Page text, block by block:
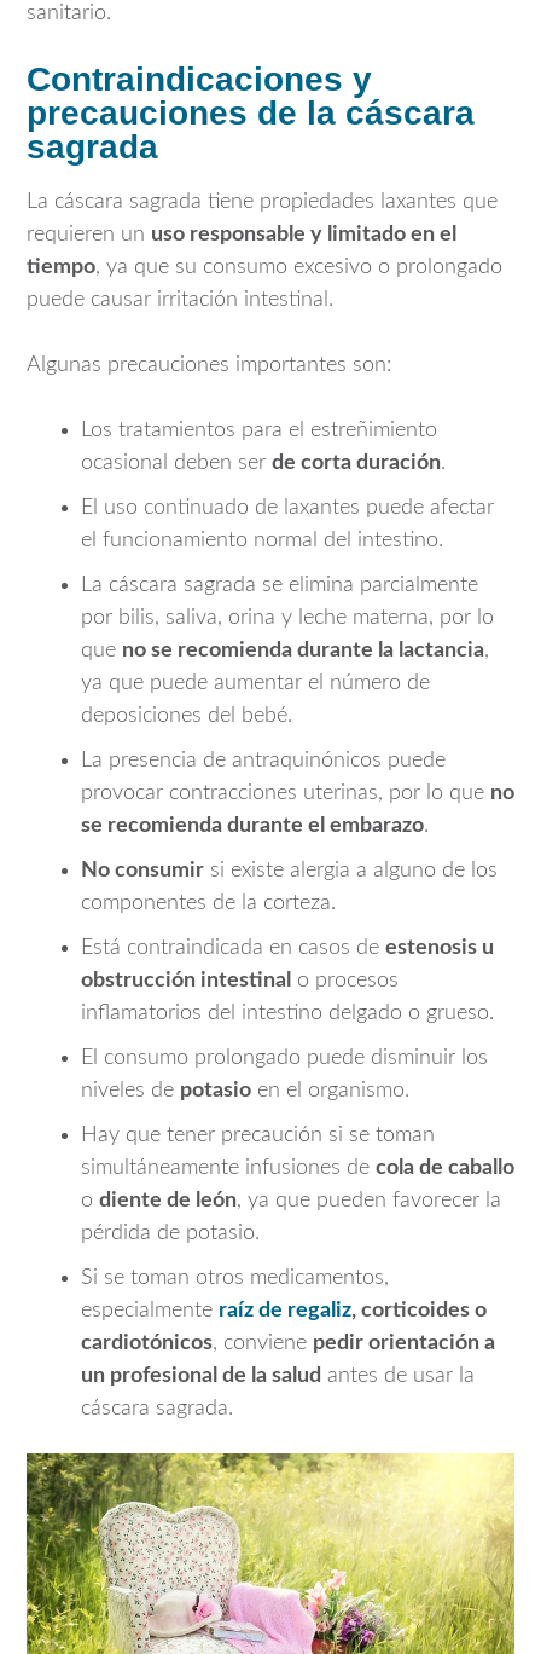
sanitario.
Contraindicaciones y
precauciones de la cáscara
sagrada
La cáscara sagrada tiene propiedades laxantes que
requieren un uso responsable y limitado en el
tiempo, ya que su consumo excesivo o prolongado
puede causar irritación intestinal.
Algunas precauciones importantes son:
Los tratamientos para el estreñimiento
ocasional deben ser de corta duración.
El uso continuado de laxantes puede afectar
el funcionamiento normal del intestino.
La cáscara sagrada se elimina parcialmente
por bilis, saliva, orina y leche materna, por lo
que no se recomienda durante la lactancia,
ya que puede aumentar el número de
deposiciones del bebé.
La presencia de antraquinónicos puede
provocar contracciones uterinas, por lo que no
se recomienda durante el embarazo.
No consumir si existe alergia a alguno de los
componentes de la corteza.
Está contraindicada en casos de estenosis u
obstrucción intestinal o procesos
inflamatorios del intestino delgado o grueso.
El consumo prolongado puede disminuir los
niveles de potasio en el organismo.
Hay que tener precaución si se toman
simultáneamente infusiones de cola de caballo
o diente de león, ya que pueden favorecer la
pérdida de potasio.
Si se toman otros medicamentos,
especialmente raíz de regaliz, corticoides o
cardiotónicos, conviene pedir orientación a
un profesional de la salud antes de usar la
cáscara sagrada.